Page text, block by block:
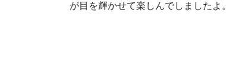
が目を輝かせて楽しんでしましたよ。